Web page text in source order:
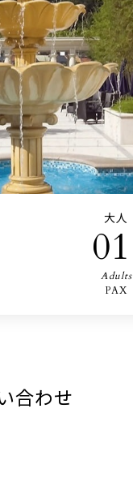
大人
01
Adults
PAX
合わせ